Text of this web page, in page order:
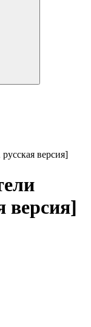
версия]
версия]